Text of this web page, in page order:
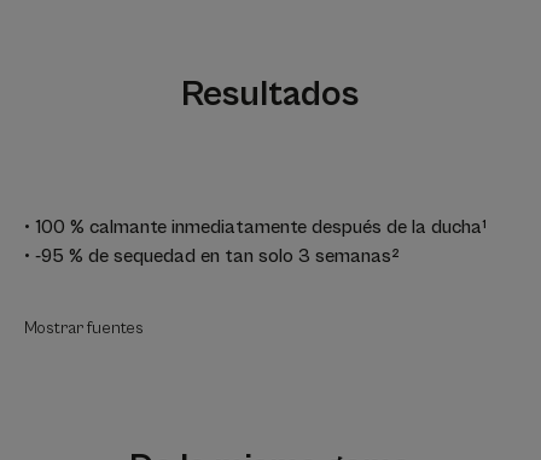
Resultados
• 100 % calmante inmediatamente después de la ducha¹
• -95 % de sequedad en tan solo 3 semanas²
Mostrar fuentes